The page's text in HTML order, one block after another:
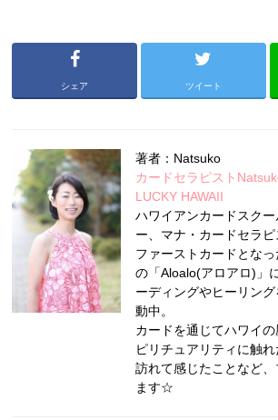
シェア ツイート
著者：Natsuko
カードセラピスト
LUCKY HAWAII
ハワイアンカードスク
ー、マナ・カードセラピ
ファーストカードとな
の「Aloalo(アロアロ)」
ーディングやヒーリン
動中。
カードを通じてハワイ
ピリチュアリティに触
訪れて感じたことなど
ます☆